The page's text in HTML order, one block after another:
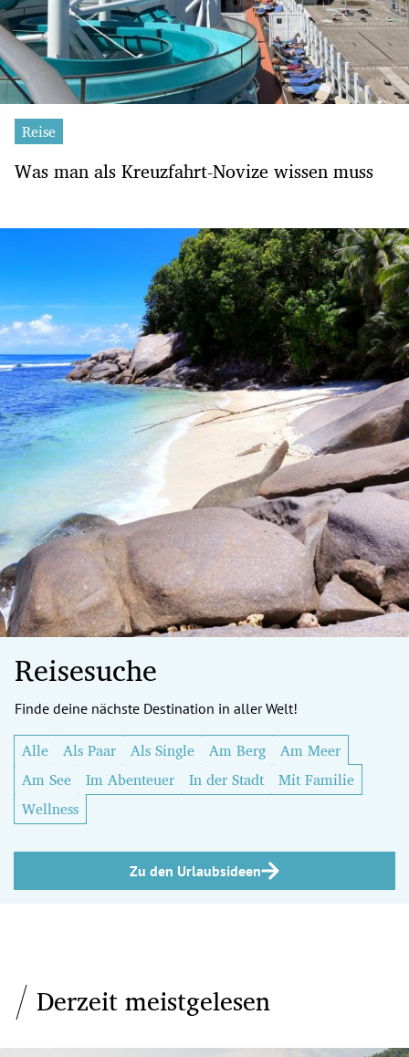
Reise
Was man als Kreuzfahrt-Novize wissen muss
Reisesuche
Finde deine nächste Destination in aller Welt!
Alle Als Paar Als Single Am Berg
Am Meer
Am See
Im Abenteuer In der Stadt
Mit Familie
Wellness
Zu den Urlaubsideen
Derzeit meistgelesen